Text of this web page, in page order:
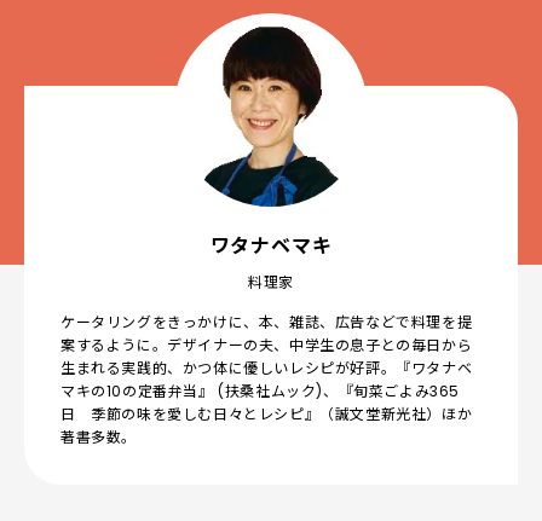
ワタナベマキ
料理家
ケータリングをきっかけに、本、雑誌、広告などで料理を提
案するように。デザイナーの夫、中学生の息子との毎日から
生まれる実践的、かつ体に優しいレシピが好評。『ワタナベ
マキの10の定番弁当』 (扶桑社ムック)、『旬菜ごよみ365
日 季節の味を愛しむ日々とレシピ』（誠文堂新光社）ほか
著書多数。